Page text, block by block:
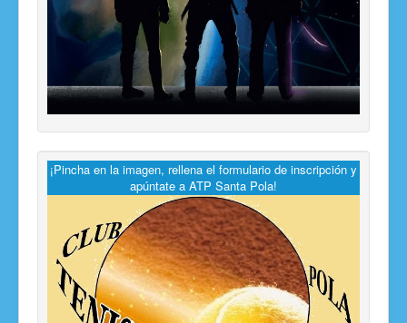
¡Pincha en la imagen, rellena el formulario de inscripción y
apúntate a ATP Santa Pola!